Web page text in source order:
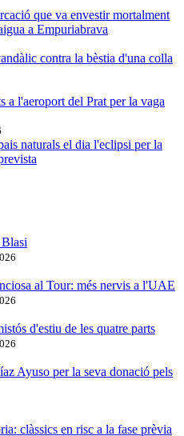
que va envestir mortalment
a Empuriabrava
contra la bèstia d'una colla
a l'aeroport del Prat per la vaga
naturals el dia l'eclipsi per la
al Tour: més nervis a l'UAE
d'estiu de les quatre parts
Ayuso per la seva donació pels
clàssics en risc a la fase prèvia